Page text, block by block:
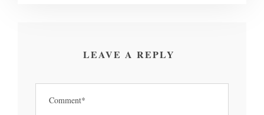
LEAVE A REPLY